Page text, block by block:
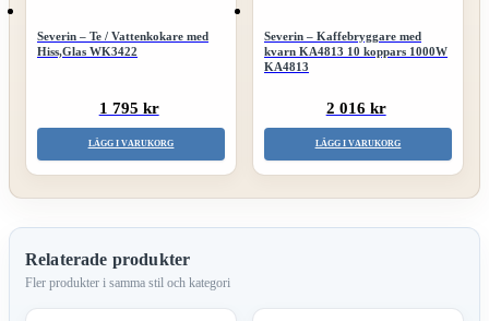
Severin – Te / Vattenkokare med
Hiss,Glas WK3422
1 795 kr
LÄGG I VARUKORG
Severin – Kaffebryggare med
kvarn KA4813 10 koppars 1000W
KA4813
2 016 kr
LÄGG I VARUKORG
Relaterade produkter